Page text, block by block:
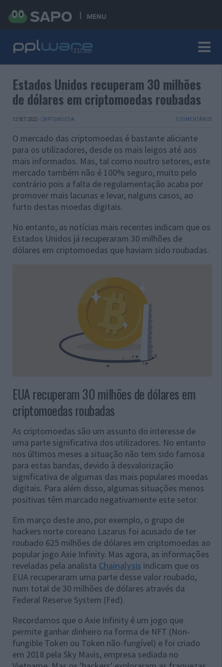
MENU
Estados Unidos recuperam 30 milhões
de dólares em criptomoedas roubadas
12 SET 2022 · CRIPTOMOEDA 5 COMENTÁRIOS
O mercado das criptomoedas é bastante aliciante
para os utilizadores, desde os mais leigos até aos
mais informados. Mas, tal como noutro setores, este
mercado também não é 100% seguro, muito pelo
contrário pois a falta de regulamentação acaba por
promover mais lacunas e levar, nalguns casos, ao
furto destas moedas digitais.
No entanto, as notícias mais recentes indicam que os
Estados Unidos já recuperaram 30 milhões de
dólares em criptomoedas que haviam sido roubadas.
EUA recuperam 30 milhões de dólares em
criptomoedas roubadas
As criptomoedas são um assunto do interesse de
uma parte significativa dos utilizadores. No entanto
nos últimos meses a situação não tem sido famosa
para estas bandas, devido à desvalorização
significativa de algumas das mais populares moedas
digitais. Para além disso, algumas situações menos
positivas têm marcado negativamente este setor.
Em março deste ano, por exemplo, o grupo de
hackers norte coreano Lazarus foi acusado de ter
roubado 625 milhões de dólares em criptomoedas ao
popular jogo Axie Infinity. Mas agora, as informações
reveladas pela analista Chainalysis indicam que os
EUA recuperaram uma parte desse valor roubado,
num total de 30 milhões de dólares através da
Federal Reserve System (Fed).
Recordamos que o Axie Infinity é um jogo que
permite ganhar dinheiro na forma de NFT (Non-
fungible Token ou Token não-fungível) e foi criado
em 2018 pela Sky Mavis, empresa sediada no